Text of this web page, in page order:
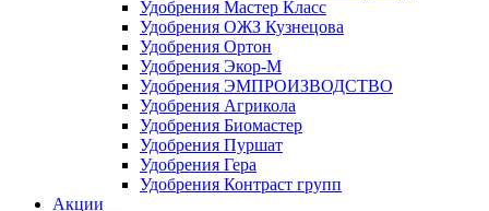
Удобрения Мастер Класс
Удобрения ОЖЗ Кузнецова
Удобрения Ортон
Удобрения Экор-М
Удобрения ЭМПРОИЗВОДСТВО
Удобрения Агрикола
Удобрения Биомастер
Удобрения Пуршат
Удобрения Гера
Удобрения Контраст групп
Акции